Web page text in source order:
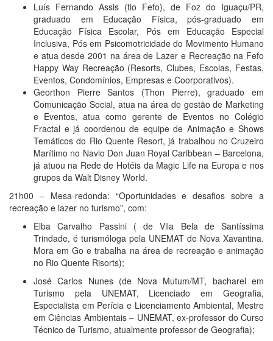
Luís Fernando Assis (tio Fefo), de Foz do Iguaçu/PR,
graduado em Educação Física, pós-graduado em
Educação Física Escolar, Pós em Educação Especial
Inclusiva, Pós em Psicomotricidade do Movimento Humano
e atua desde 2001 na área de Lazer e Recreação na Fefo
Happy Way Recreação (Resorts, Clubes, Escolas, Festas,
Eventos, Condomínios, Empresas e Coorporativos).
Georthon Pierre Santos (Thon Pierre), graduado em
Comunicação Social, atua na área de gestão de Marketing
e Eventos, atua como gerente de Eventos no Colégio
Fractal e já coordenou de equipe de Animação e Shows
Temáticos do Rio Quente Resort, já trabalhou no Cruzeiro
Marítimo no Navio Don Juan Royal Caribbean – Barcelona,
já atuou na Rede de Hotéis da Magic Life na Europa e nos
grupos da Walt Disney World.
21h00 – Mesa-redonda: “Oportunidades e desafios sobre a
recreação e lazer no turismo”, com:
Elba Carvalho Passini ( de Vila Bela de Santíssima
Trindade, é turismóloga pela UNEMAT de Nova Xavantina.
Mora em Go e trabalha na área de recreação e animação
no Rio Quente Risorts);
José Carlos Nunes (de Nova Mutum/MT, bacharel em
Turismo pela UNEMAT, Licenciado em Geografia,
Especialista em Perícia e Licenciamento Ambiental, Mestre
em Ciências Ambientais – UNEMAT, ex-professor do Curso
Técnico de Turismo, atualmente professor de Geografia);